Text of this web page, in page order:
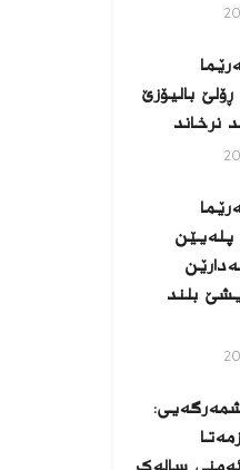
بالیۆزێ
نرخاند
پلەیێن
بلند